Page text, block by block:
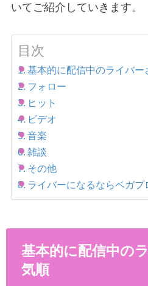
いてご紹介していきます。
目次
基本的に配信中のライバー
フォロー
ヒット
ビデオ
音楽
雑談
その他
ライバーになるならベガプ
基本的に配信中の
気順